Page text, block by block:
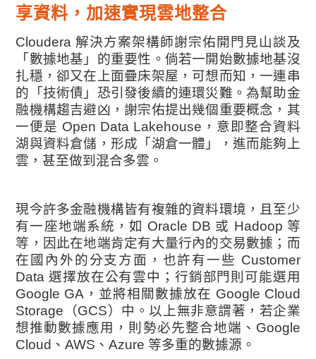
享資料，加速實現雲地整合
Cloudera 解決方案架構師謝宗佑開門見山談及
「數據地基」的重要性。倘若一開始數據地基沒
扎穩，卻又在上面疊床架屋，可想而知，一連串
的「技術債」恐引發後續的連環災難。為幫助金
融機構趨吉避凶，謝宗佑提出幾個重要概念，其
一便是 Open Data Lakehouse，意即整合資料
湖與資料倉儲，形成「湖倉一體」，進而能夠上
雲，甚至做到混合多雲。
現今許多金融機構皆有複雜的資料環境，且至少
有一座地端系統，如 Oracle DB 或 Hadoop 等
等，因此在地端肯定有大量行內的交易數據；而
在國內外的分支方面，也許有一些 Customer
Data 選擇放在公有雲中；行銷部門則可能選用
Google GA，並將相關數據放在 Google Cloud
Storage（GCS）中。以上無非意謂著，若企業
想推動數據應用，則勢必先整合地端、Google
Cloud、AWS、Azure 等多重的數據源。